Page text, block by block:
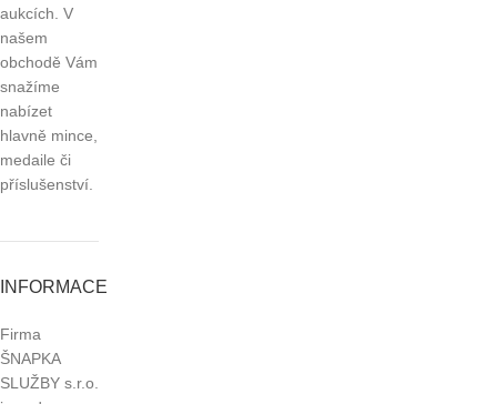
aukcích. V
našem
obchodě Vám
snažíme
nabízet
hlavně mince,
medaile či
příslušenství.
INFORMACE
Firma
ŠNAPKA
SLUŽBY s.r.o.